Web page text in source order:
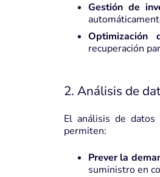
Gestión de
Optimización
recuperación
2. Análisis de
El análisis de datos
permiten:
Prever la
suministro en